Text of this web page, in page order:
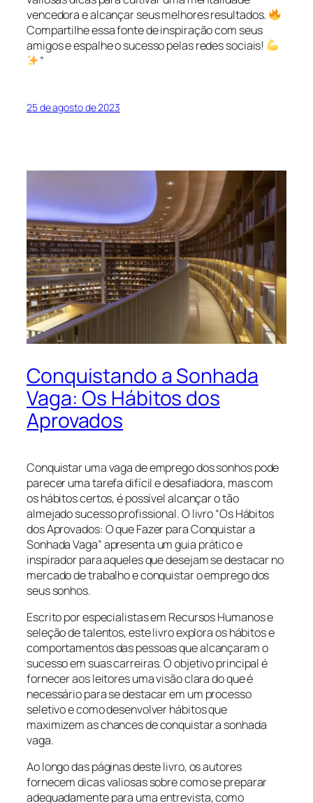
vencedora e alcançar seus melhores resultados.
Compartilhe essa fonte de inspiração com seus
amigos e espalhe o sucesso pelas redes sociais!
”
25 de agosto de 2023
Conquistando a Sonhada
Vaga: Os Hábitos dos
Aprovados
Conquistar uma vaga de emprego dos sonhos pode
parecer uma tarefa difícil e desafiadora, mas com
os hábitos certos, é possível alcançar o tão
almejado sucesso profissional. O livro “Os Hábitos
dos Aprovados: O que Fazer para Conquistar a
Sonhada Vaga” apresenta um guia prático e
inspirador para aqueles que desejam se destacar no
mercado de trabalho e conquistar o emprego dos
seus sonhos.
Escrito por especialistas em Recursos Humanos e
seleção de talentos, este livro explora os hábitos e
comportamentos das pessoas que alcançaram o
sucesso em suas carreiras. O objetivo principal é
fornecer aos leitores uma visão clara do que é
necessário para se destacar em um processo
seletivo e como desenvolver hábitos que
maximizem as chances de conquistar a sonhada
vaga.
Ao longo das páginas deste livro, os autores
fornecem dicas valiosas sobre como se preparar
adequadamente para uma entrevista, como